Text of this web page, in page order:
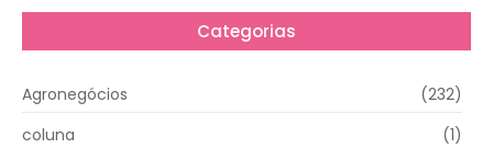
Categorias
Agronegócios
(232)
coluna
(1)